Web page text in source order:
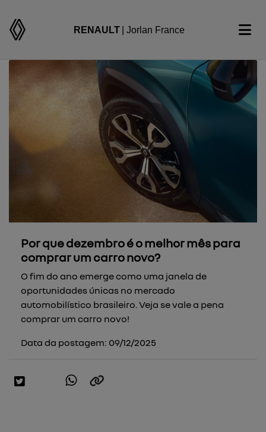
RENAULT | Jorlan France
Por que dezembro é o melhor mês para
comprar um carro novo?
O fim do ano emerge como uma janela de
oportunidades únicas no mercado
automobilístico brasileiro. Veja se vale a pena
comprar um carro novo!
Data da postagem: 09/12/2025